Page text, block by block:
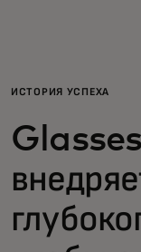
Для бизнеса
Для всего
Для
ИСТОРИЯ УСПЕХА